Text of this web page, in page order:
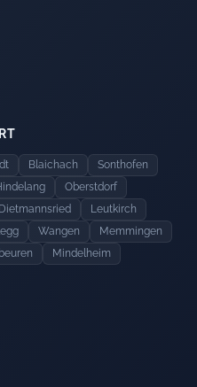
Blaichach
Sonthofen
Oberstdorf
Dietmannsried
Leutkirch
Wangen
Memmingen
Mindelheim